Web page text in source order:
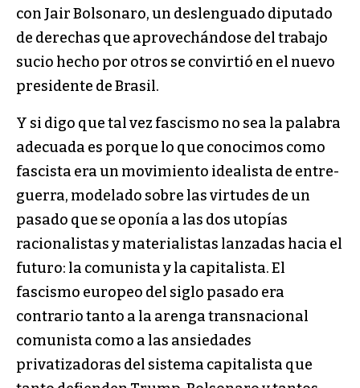
con Jair Bolsonaro, un deslenguado diputado
de derechas que aprovechándose del trabajo
sucio hecho por otros se convirtió en el nuevo
presidente de Brasil.
Y si digo que tal vez fascismo no sea la palabra
adecuada es porque lo que conocimos como
fascista era un movimiento idealista de entre-
guerra, modelado sobre las virtudes de un
pasado que se oponía a las dos utopías
racionalistas y materialistas lanzadas hacia el
futuro: la comunista y la capitalista. El
fascismo europeo del siglo pasado era
contrario tanto a la arenga transnacional
comunista como a las ansiedades
privatizadoras del sistema capitalista que